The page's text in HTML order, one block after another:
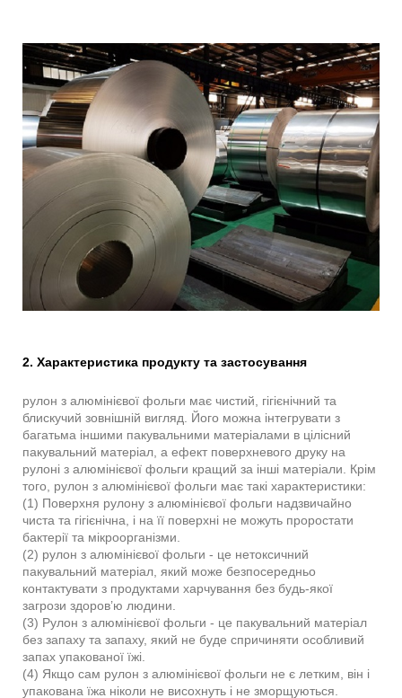
2. Характеристика продукту та застосування
рулон з алюмінієвої фольги має чистий, гігієнічний та
блискучий зовнішній вигляд. Його можна інтегрувати з
багатьма іншими пакувальними матеріалами в цілісний
пакувальний матеріал, а ефект поверхневого друку на
рулоні з алюмінієвої фольги кращий за інші матеріали. Крім
того, рулон з алюмінієвої фольги має такі характеристики:
(1) Поверхня рулону з алюмінієвої фольги надзвичайно
чиста та гігієнічна, і на її поверхні не можуть проростати
бактерії та мікроорганізми.
(2) рулон з алюмінієвої фольги - це нетоксичний
пакувальний матеріал, який може безпосередньо
контактувати з продуктами харчування без будь-якої
загрози здоров’ю людини.
(3) Рулон з алюмінієвої фольги - це пакувальний матеріал
без запаху та запаху, який не буде спричиняти особливий
запах упакованої їжі.
(4) Якщо сам рулон з алюмінієвої фольги не є летким, він і
упакована їжа ніколи не висохнуть і не зморщуються.